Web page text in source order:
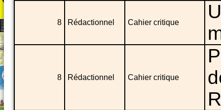
8 Rédactionnel Cahier critique
8 Rédactionnel Cahier critique